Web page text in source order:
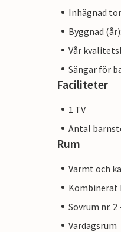
Inhägnad
Byggnad
Vår
Sängar för
Faciliteter
1 TV
Antal
Rum
Varmt och
Sovrum nr.
Vardagsrum